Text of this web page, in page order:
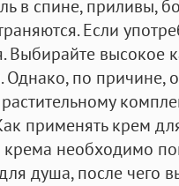
в спине, приливы,
Если
Выбирайте высокое
по причине,
применять крем
необходимо
душа, после чего